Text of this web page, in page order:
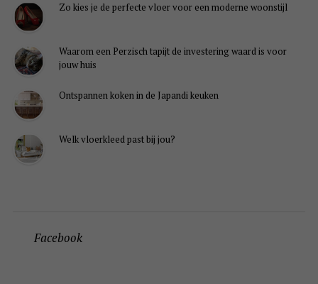
Zo kies je de perfecte vloer voor een moderne woonstijl
Waarom een Perzisch tapijt de investering waard is voor
jouw huis
Ontspannen koken in de Japandi keuken
Welk vloerkleed past bij jou?
Facebook